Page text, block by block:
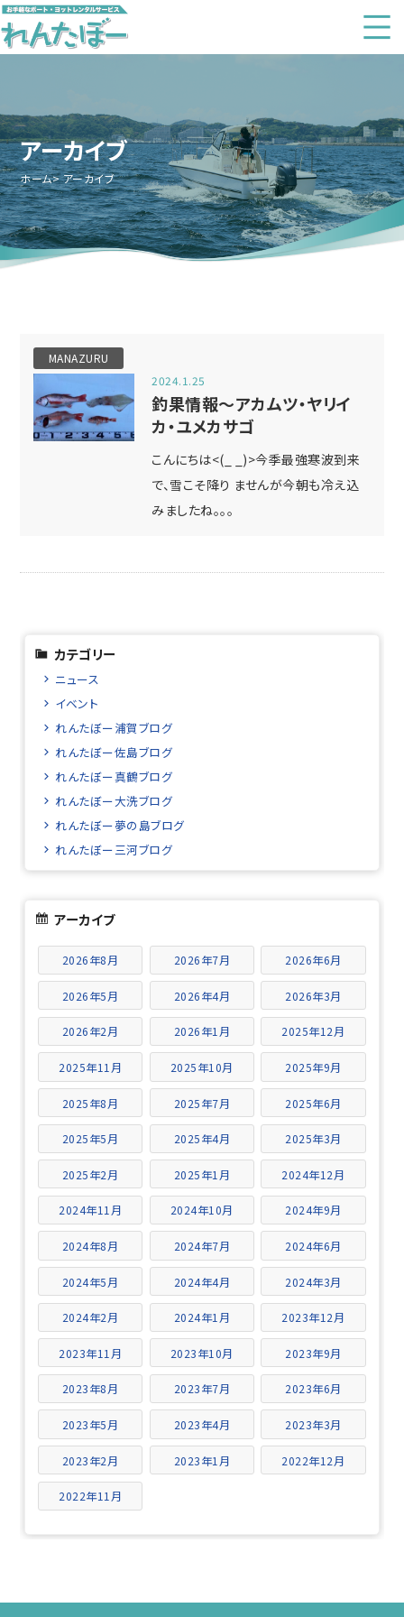
アーカイブ
ホーム アーカイブ
MANAZURU
2024.1.25
釣果情報～アカムツ・ヤリイ
カ・ユメカサゴ
こんにちは<(_ _)>今季最強寒波到来
で、雪こそ降り ませんが今朝も冷え込
みましたね。。。
カテゴリー
ニュース
イベント
れんたぼー浦賀ブログ
れんたぼー佐島ブログ
れんたぼー真鶴ブログ
れんたぼー大洗ブログ
れんたぼー夢の島ブログ
れんたぼー三河ブログ
アーカイブ
2026年8月 2026年7月 2026年6月
2026年5月 2026年4月 2026年3月
2026年2月 2026年1月 2025年12月
2025年11月 2025年10月 2025年9月
2025年8月 2025年7月 2025年6月
2025年5月 2025年4月 2025年3月
2025年2月 2025年1月 2024年12月
2024年11月 2024年10月 2024年9月
2024年8月 2024年7月 2024年6月
2024年5月 2024年4月 2024年3月
2024年2月 2024年1月 2023年12月
2023年11月 2023年10月 2023年9月
2023年8月 2023年7月 2023年6月
2023年5月 2023年4月 2023年3月
2023年2月 2023年1月 2022年12月
2022年11月